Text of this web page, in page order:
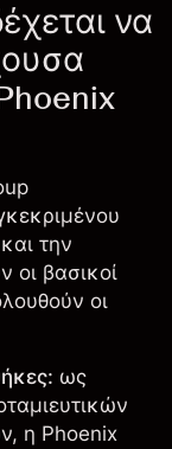
να
την
οι βασικοί
οι
ως
η Phoenix